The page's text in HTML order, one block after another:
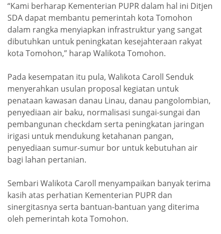
“Kami berharap Kementerian PUPR dalam hal ini Ditjen
SDA dapat membantu pemerintah kota Tomohon
dalam rangka menyiapkan infrastruktur yang sangat
dibutuhkan untuk peningkatan kesejahteraan rakyat
kota Tomohon,” harap Walikota Tomohon.
Pada kesempatan itu pula, Walikota Caroll Senduk
menyerahkan usulan proposal kegiatan untuk
penataan kawasan danau Linau, danau pangolombian,
penyediaan air baku, normalisasi sungai-sungai dan
pembangunan checkdam serta peningkatan jaringan
irigasi untuk mendukung ketahanan pangan,
penyediaan sumur-sumur bor untuk kebutuhan air
bagi lahan pertanian.
Sembari Walikota Caroll menyampaikan banyak terima
kasih atas perhatian Kementerian PUPR dan
sinergitasnya serta bantuan-bantuan yang diterima
oleh pemerintah kota Tomohon.